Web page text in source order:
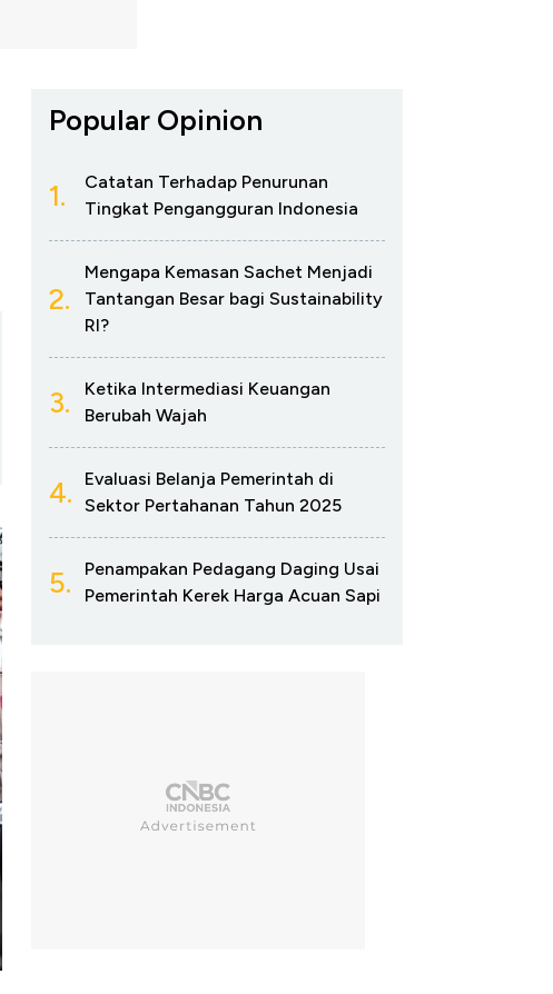
Popular Opinion
1.
Catatan Terhadap Penurunan
Tingkat Pengangguran Indonesia
2.
Mengapa Kemasan Sachet Menjadi
Tantangan Besar bagi Sustainability
RI?
3.
Ketika Intermediasi Keuangan
Berubah Wajah
4.
Evaluasi Belanja Pemerintah di
Sektor Pertahanan Tahun 2025
5.
Penampakan Pedagang Daging Usai
Pemerintah Kerek Harga Acuan Sapi